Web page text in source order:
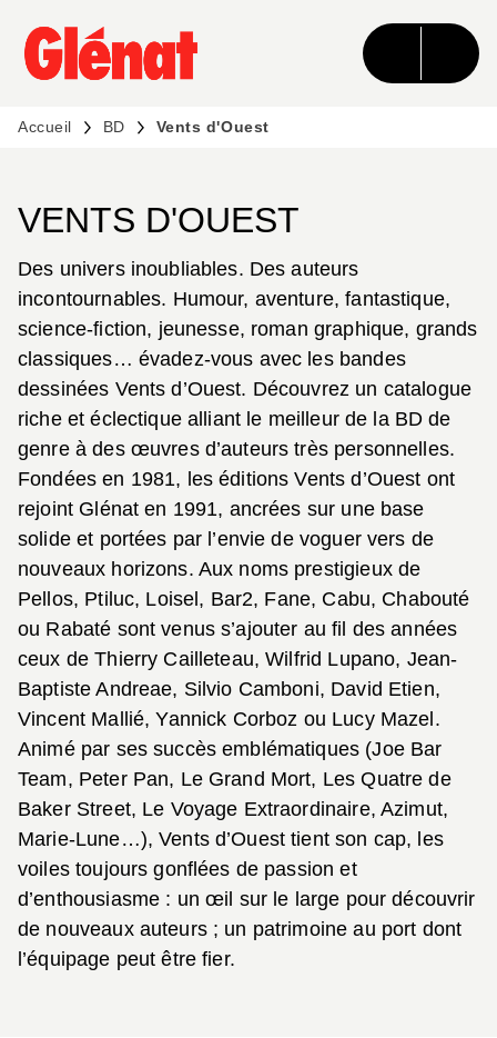
MENU RECHERCHE CONTENU
PIED DE PAGE
Accueil BD Vents d'Ouest
VENTS D'OUEST
Des univers inoubliables. Des auteurs
incontournables. Humour, aventure, fantastique,
science-fiction, jeunesse, roman graphique, grands
classiques… évadez-vous avec les bandes
dessinées Vents d’Ouest. Découvrez un catalogue
riche et éclectique alliant le meilleur de la BD de
genre à des œuvres d’auteurs très personnelles.
Fondées en 1981, les éditions Vents d’Ouest ont
rejoint Glénat en 1991, ancrées sur une base
solide et portées par l’envie de voguer vers de
nouveaux horizons. Aux noms prestigieux de
Pellos, Ptiluc, Loisel, Bar2, Fane, Cabu, Chabouté
ou Rabaté sont venus s’ajouter au fil des années
ceux de Thierry Cailleteau, Wilfrid Lupano, Jean-
Baptiste Andreae, Silvio Camboni, David Etien,
Vincent Mallié, Yannick Corboz ou Lucy Mazel.
Animé par ses succès emblématiques (Joe Bar
Team, Peter Pan, Le Grand Mort, Les Quatre de
Baker Street, Le Voyage Extraordinaire, Azimut,
Marie-Lune…), Vents d’Ouest tient son cap, les
voiles toujours gonflées de passion et
d’enthousiasme : un œil sur le large pour découvrir
de nouveaux auteurs ; un patrimoine au port dont
l’équipage peut être fier.